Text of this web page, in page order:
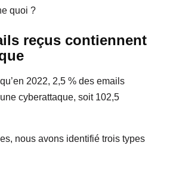
quoi ?
reçus contiennent
2022, 2,5 % des emails
cyberattaque, soit 102,5
nous avons identifié trois types